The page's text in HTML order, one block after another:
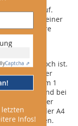
nicht auf.
mit einer
die bessere
nur dann
sehr hoch ist.
der
Server um 1
einem A3- und bei
die Server
Klasse A3 oder A4
15 % steigen.
Captcha ⇗
Infos!